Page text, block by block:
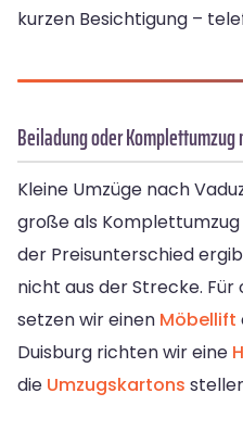
kurzen Besichtigung –
Beiladung oder Komplettumzug
Kleine Umzüge nach
große als
der Preisunterschied
nicht aus der Strecke.
setzen wir einen Möbellift
Duisburg richten wir eine
die Umzugskartons